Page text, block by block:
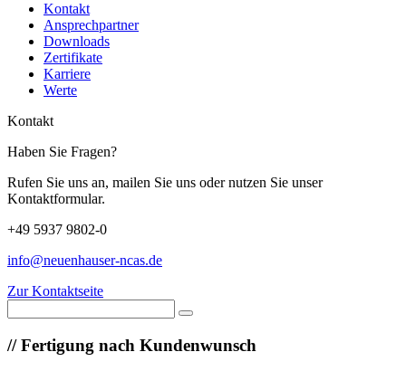
Kontakt
Ansprechpartner
Downloads
Zertifikate
Karriere
Werte
Kontakt
Haben Sie Fragen?
Rufen Sie uns an, mailen Sie uns oder nutzen Sie unser
Kontaktformular.
+49 5937 9802-0
info@neuenhauser-ncas.de
Zur Kontaktseite
//Fertigung nach Kundenwunsch